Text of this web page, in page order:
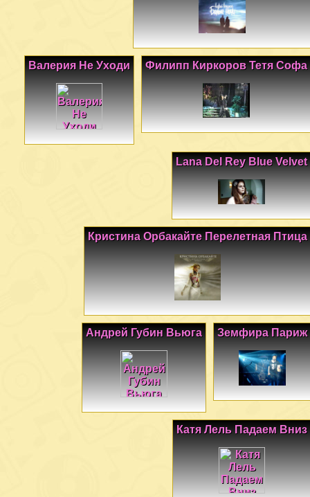
Филипп Киркоров Тетя Софа
Валерия Не Уходи
Lana Del Rey Blue Velvet
Кристина Орбакайте Перелетная Птица
Земфира Париж
Андрей Губин Вьюга
Катя Лель Падаем Вниз